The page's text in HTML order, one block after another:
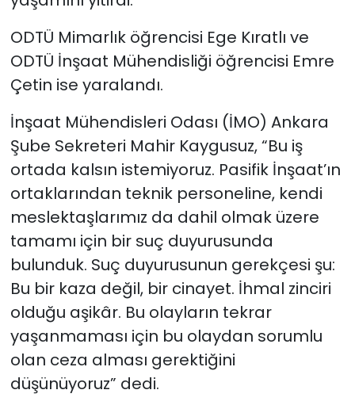
ODTÜ Mimarlık öğrencisi Ege Kıratlı ve
ODTÜ İnşaat Mühendisliği öğrencisi Emre
Çetin ise yaralandı.
İnşaat Mühendisleri Odası (İMO) Ankara
Şube Sekreteri Mahir Kaygusuz, “Bu iş
ortada kalsın istemiyoruz. Pasifik İnşaat’ın
ortaklarından teknik personeline, kendi
meslektaşlarımız da dahil olmak üzere
tamamı için bir suç duyurusunda
bulunduk. Suç duyurusunun gerekçesi şu:
Bu bir kaza değil, bir cinayet. İhmal zinciri
olduğu aşikâr. Bu olayların tekrar
yaşanmaması için bu olaydan sorumlu
olan ceza alması gerektiğini
düşünüyoruz” dedi.